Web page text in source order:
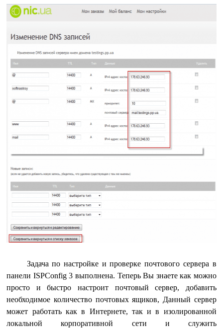
Задача по настройке и проверке почтового сервера в
панели ISPConfig 3 выполнена. Теперь Вы знаете как можно
просто и быстро настроит почтовый сервер, добавить
необходимое количество почтовых ящиков, Данный сервер
может работать как в Интернете, так и в изолированной
локальной корпоративной сети и служить